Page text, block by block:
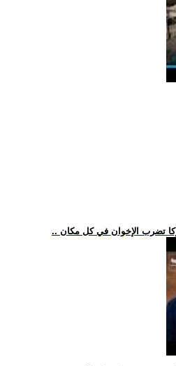
تضرب الإخوان في كل مكان